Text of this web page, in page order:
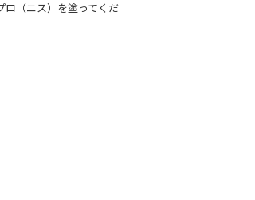
ロ（ニス）を塗ってくだ